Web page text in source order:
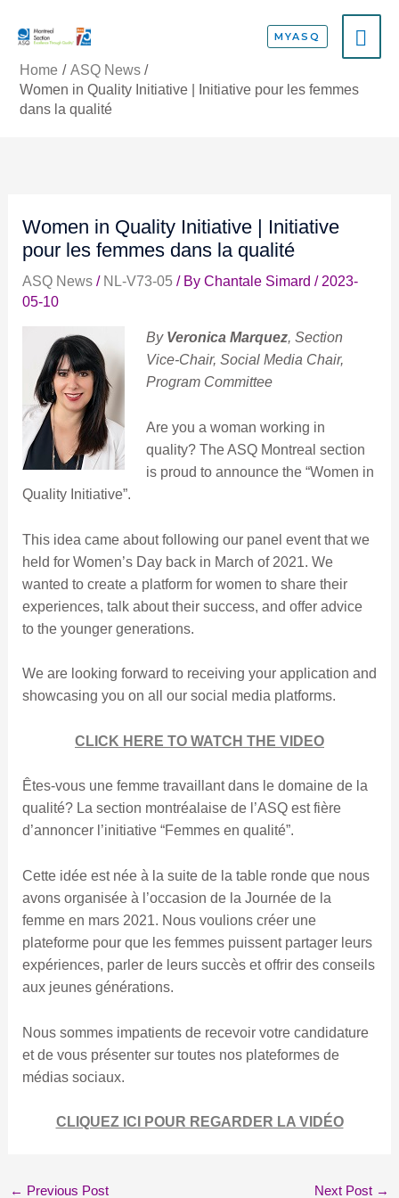
MYASQ
Home
ASQ News
Women in Quality Initiative | Initiative pour les femmes
dans la qualité
Women in Quality Initiative | Initiative
pour les femmes dans la qualité
ASQ News/ NL-V73-05/ By Chantale Simard / 2023-
05-10
By Veronica Marquez, Section
Vice-Chair, Social Media Chair,
Program Committee
Are you a woman working in
quality? The ASQ Montreal section
is proud to announce the “Women in
Quality Initiative”.
This idea came about following our panel event that we
held for Women’s Day back in March of 2021. We
wanted to create a platform for women to share their
experiences, talk about their success, and offer advice
to the younger generations.
We are looking forward to receiving your application and
showcasing you on all our social media platforms.
CLICK HERE TO WATCH THE VIDEO
Êtes-vous une femme travaillant dans le domaine de la
qualité? La section montréalaise de l’ASQ est fière
d’annoncer l’initiative “Femmes en qualité”.
Cette idée est née à la suite de la table ronde que nous
avons organisée à l’occasion de la Journée de la
femme en mars 2021. Nous voulions créer une
plateforme pour que les femmes puissent partager leurs
expériences, parler de leurs succès et offrir des conseils
aux jeunes générations.
Nous sommes impatients de recevoir votre candidature
et de vous présenter sur toutes nos plateformes de
médias sociaux.
CLIQUEZ ICI POUR REGARDER LA VIDÉO
← Previous Post Next Post →